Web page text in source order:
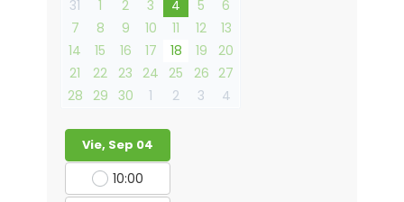
31 1 2 3 4 5
6
7
8 9 10 11 12
13
14
15 16 17 18 19
20
21
22 23 24 25 26 27
28
29 30 1 2 3 4
Vie, Sep 04
10:00